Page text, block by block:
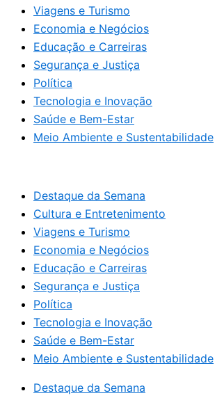
Viagens e Turismo
Economia e Negócios
Educação e Carreiras
Segurança e Justiça
Política
Tecnologia e Inovação
Saúde e Bem-Estar
Meio Ambiente e Sustentabilidade
Destaque da Semana
Cultura e Entretenimento
Viagens e Turismo
Economia e Negócios
Educação e Carreiras
Segurança e Justiça
Política
Tecnologia e Inovação
Saúde e Bem-Estar
Meio Ambiente e Sustentabilidade
Destaque da Semana